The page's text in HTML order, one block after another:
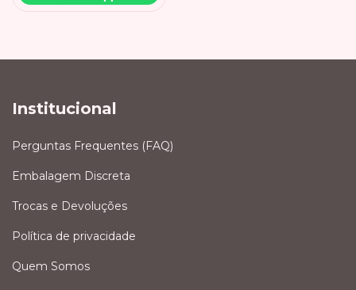
Institucional
Perguntas Frequentes (FAQ)
Embalagem Discreta
Trocas e Devoluções
Política de privacidade
Quem Somos